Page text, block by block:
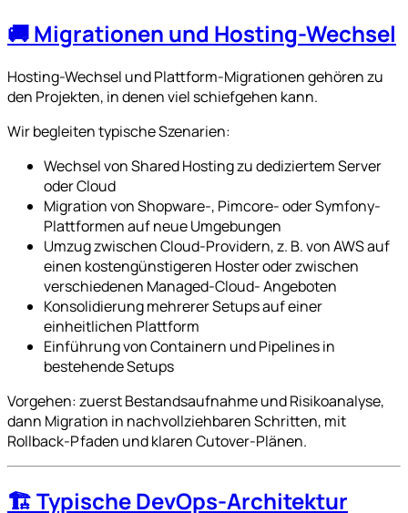
🚚 Migrationen und Hosting-Wechsel
Hosting-Wechsel und Plattform-Migrationen gehören zu
den Projekten, in denen viel schiefgehen kann.
Wir begleiten typische Szenarien:
Wechsel von Shared Hosting zu dediziertem Server
oder Cloud
Migration von Shopware-, Pimcore- oder Symfony-
Plattformen auf neue Umgebungen
Umzug zwischen Cloud-Providern, z. B. von AWS auf
einen kostengünstigeren Hoster oder zwischen
verschiedenen Managed-Cloud- Angeboten
Konsolidierung mehrerer Setups auf einer
einheitlichen Plattform
Einführung von Containern und Pipelines in
bestehende Setups
Vorgehen: zuerst Bestandsaufnahme und Risikoanalyse,
dann Migration in nachvollziehbaren Schritten, mit
Rollback-Pfaden und klaren Cutover-Plänen.
🏗️ Typische DevOps-Architektur